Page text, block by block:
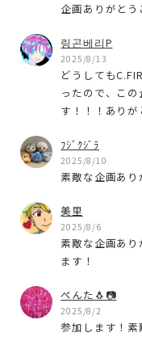
企画ありがと
링곤베리P
2025/8/13
どうしても
ったので、こ
す！！！ありが
ﾌｼﾞｸｼﾞﾗ
2025/8/10
素敵な企画あ
美里
2025/8/6
素敵な企画あ
ます！
ぺんた🐧📷
2025/8/2
参加します！素